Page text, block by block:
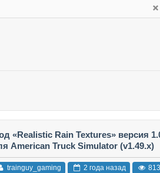
«Realistic Rain Textures» версия
American Truck Simulator (v1.49.x)
trainguy_gaming 2 года назад
813